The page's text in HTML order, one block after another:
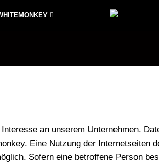
an unserem Unternehmen.
Eine Nutzung der Internetseiten
Sofern eine betroffene Person